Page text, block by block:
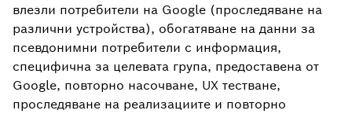
влезли потребители на Google (проследяване на
различни устройства), обогатяване на данни за
псевдонимни потребители с информация,
специфична за целевата група, предоставена от
Google, повторно насочване, UX тестване,
проследяване на реализациите и повторно